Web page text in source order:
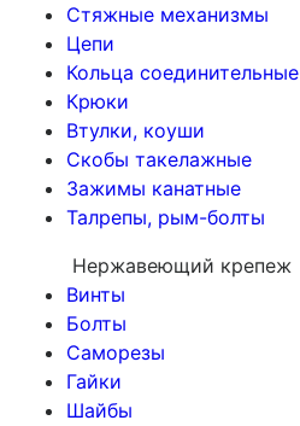
Стяжные механизмы
Цепи
Кольца соединительные
Крюки
Втулки, коуши
Скобы такелажные
Зажимы канатные
Талрепы, рым-болты
Нержавеющий крепеж
Винты
Болты
Саморезы
Гайки
Шайбы